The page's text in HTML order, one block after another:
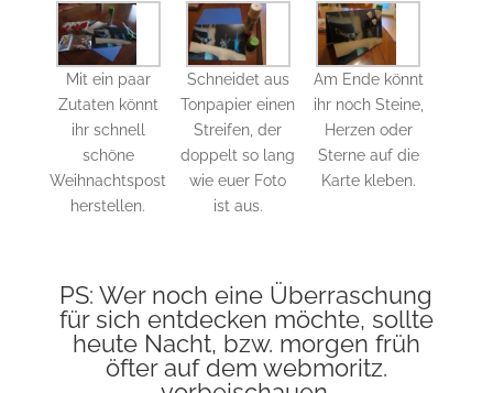
Mit ein paar
Zutaten könnt
ihr schnell
schöne
Weihnachtspost
herstellen.
Schneidet aus
Tonpapier einen
Streifen, der
doppelt so lang
wie euer Foto
ist aus.
Am Ende könnt
ihr noch Steine,
Herzen oder
Sterne auf die
Karte kleben.
PS: Wer noch eine Überraschung
für sich entdecken möchte, sollte
heute Nacht, bzw. morgen früh
öfter auf dem webmoritz.